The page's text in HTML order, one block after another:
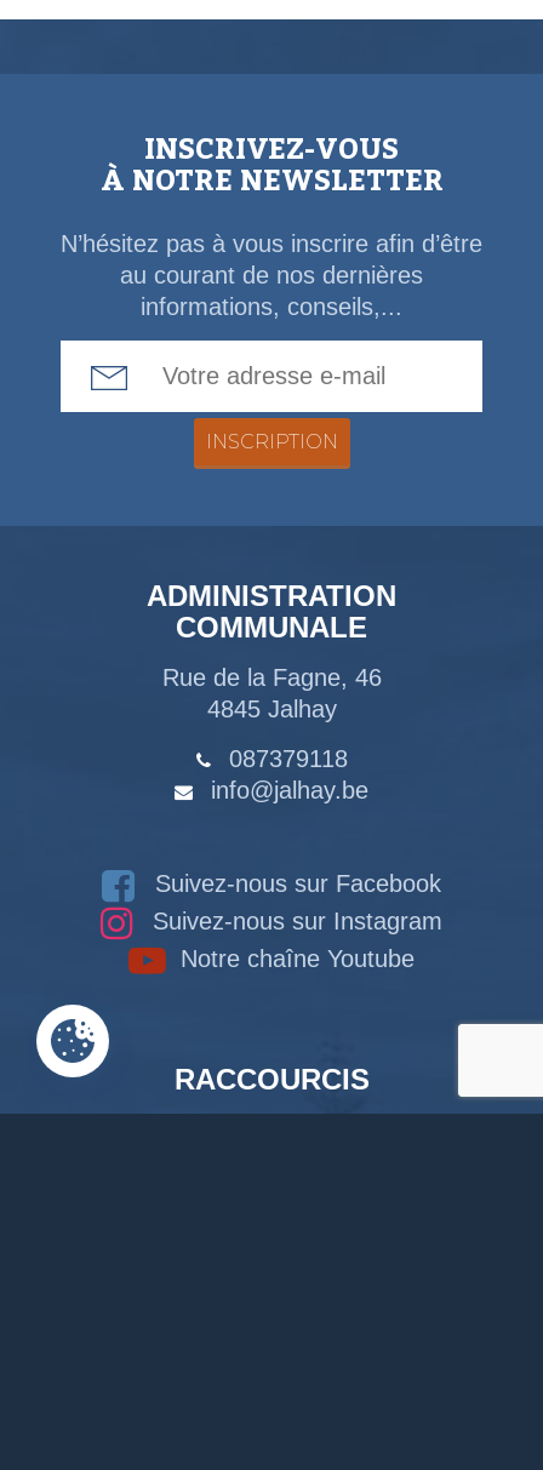
INSCRIVEZ-VOUS
À NOTRE NEWSLETTER
N’hésitez pas à vous inscrire afin d’être
au courant de nos dernières
informations, conseils,...
ADMINISTRATION
COMMUNALE
Rue de la Fagne, 46
4845 Jalhay
087379118
info@jalhay.be
Suivez-nous sur Facebook
Suivez-nous sur Instagram
Notre chaîne Youtube
RACCOURCIS